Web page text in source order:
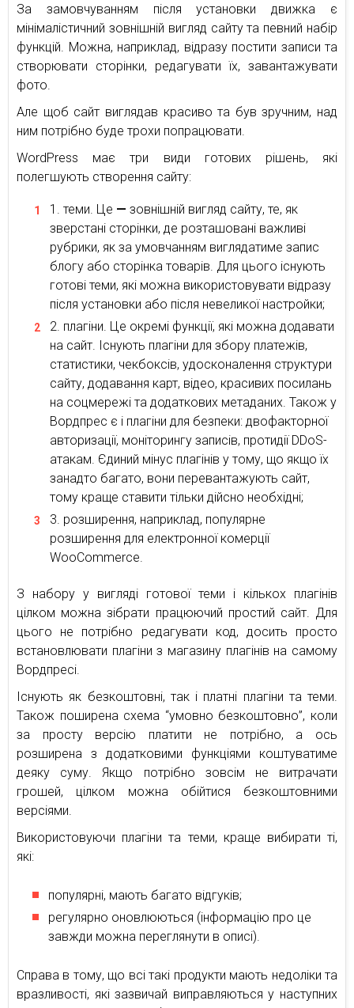
За замовчуванням після установки движка є
мінімалістичний зовнішній вигляд сайту та певний набір
функцій. Можна, наприклад, відразу постити записи та
створювати сторінки, редагувати їх, завантажувати
фото.
Але щоб сайт виглядав красиво та був зручним, над
ним потрібно буде трохи попрацювати.
WordPress має три види готових рішень, які
полегшують створення сайту:
теми. Це — зовнішній вигляд сайту, те, як
зверстані сторінки, де розташовані важливі
рубрики, як за умовчанням виглядатиме запис
блогу або сторінка товарів. Для цього існують
готові теми, які можна використовувати відразу
після установки або після невеликої настройки;
плагіни. Це окремі функції, які можна додавати
на сайт. Існують плагіни для збору платежів,
статистики, чекбоксів, удосконалення структури
сайту, додавання карт, відео, красивих посилань
на соцмережі та додаткових метаданих. Також у
Вордпрес є і плагіни для безпеки: двофакторної
авторизації, моніторингу записів, протидії DDoS-
атакам. Єдиний мінус плагінів у тому, що якщо їх
занадто багато, вони перевантажують сайт,
тому краще ставити тільки дійсно необхідні;
розширення, наприклад, популярне
розширення для електронної комерції
WooCommerce.
З набору у вигляді готової теми і кількох плагінів
цілком можна зібрати працюючий простий сайт. Для
цього не потрібно редагувати код, досить просто
встановлювати плагіни з магазину плагінів на самому
Вордпресі.
Існують як безкоштовні, так і платні плагіни та теми.
Також поширена схема “умовно безкоштовно”, коли
за просту версію платити не потрібно, а ось
розширена з додатковими функціями коштуватиме
деяку суму. Якщо потрібно зовсім не витрачати
грошей, цілком можна обійтися безкоштовними
версіями.
Використовуючи плагіни та теми, краще вибирати ті,
які:
популярні, мають багато відгуків;
регулярно оновлюються (інформацію про це
завжди можна переглянути в описі).
Справа в тому, що всі такі продукти мають недоліки та
вразливості, які зазвичай виправляються у наступних